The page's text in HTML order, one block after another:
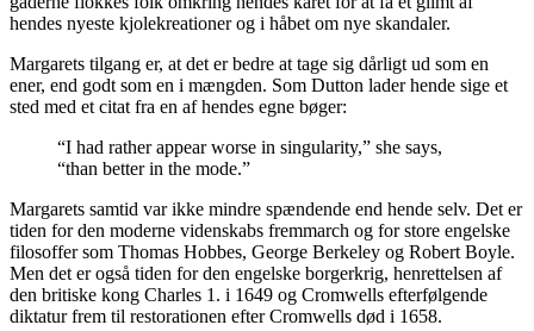
hendes nyeste kjolekreationer og i håbet om nye skandaler.
Margarets tilgang er, at det er bedre at tage sig dårligt ud som en
ener, end godt som en i mængden. Som Dutton lader hende sige et
sted med et citat fra en af hendes egne bøger:
“I had rather appear worse in singularity,” she says,
“than better in the mode.”
Margarets samtid var ikke mindre spændende end hende selv. Det er
tiden for den moderne videnskabs fremmarch og for store engelske
filosoffer som Thomas Hobbes, George Berkeley og Robert Boyle.
Men det er også tiden for den engelske borgerkrig, henrettelsen af
den britiske kong Charles 1. i 1649 og Cromwells efterfølgende
diktatur frem til restorationen efter Cromwells død i 1658.